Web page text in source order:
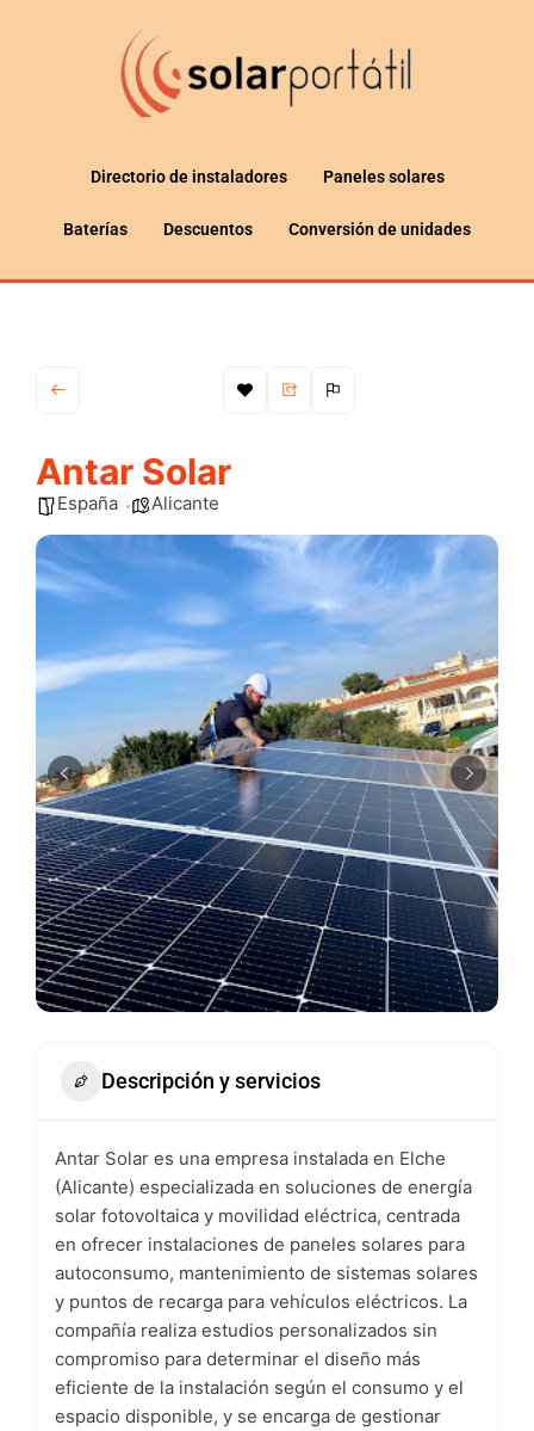
Directorio de instaladores Paneles solares
Baterías Descuentos Conversión de unidades
Antar Solar
España Alicante
Descripción y servicios
Antar Solar es una empresa instalada en Elche
(Alicante) especializada en soluciones de energía
solar fotovoltaica y movilidad eléctrica, centrada
en ofrecer instalaciones de paneles solares para
autoconsumo, mantenimiento de sistemas solares
y puntos de recarga para vehículos eléctricos. La
compañía realiza estudios personalizados sin
compromiso para determinar el diseño más
eficiente de la instalación según el consumo y el
espacio disponible, y se encarga de gestionar